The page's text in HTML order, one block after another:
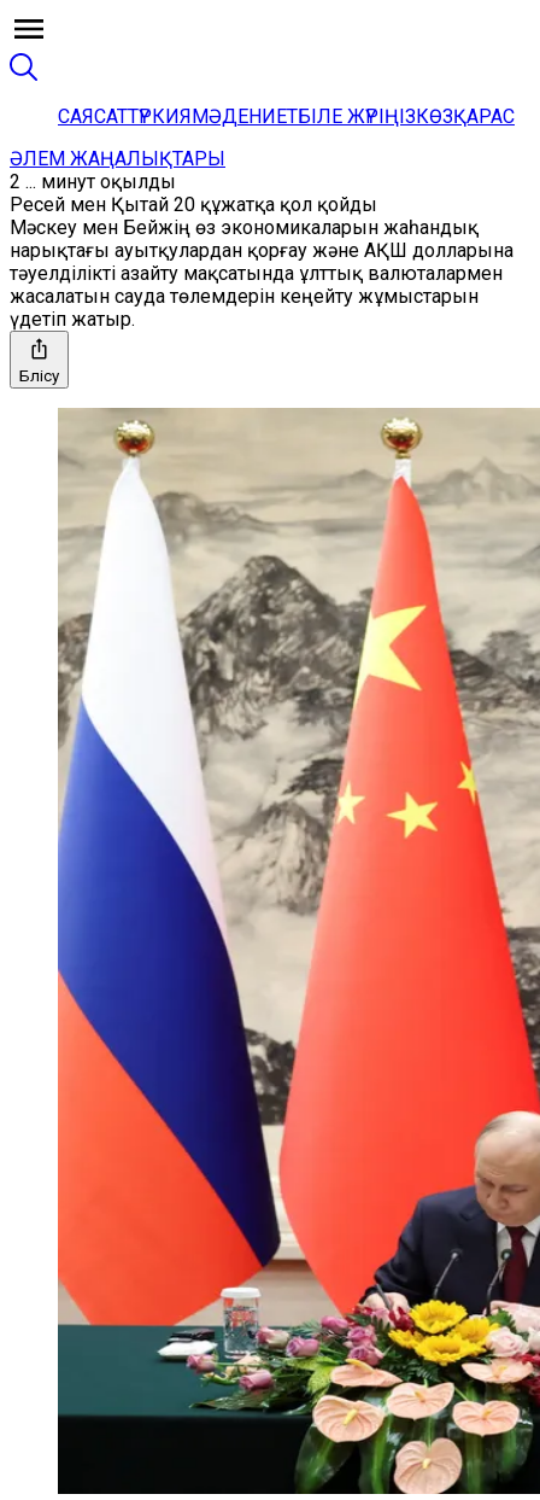
САЯСАТТҮРКИЯМӘДЕНИЕТБІЛЕ ЖҮРІҢІЗКӨЗҚАРАС
ӘЛЕМ ЖАҢАЛЫҚТАРЫ
2 ... минут оқылды
Ресей мен Қытай 20 құжатқа қол қойды
Мәскеу мен Бейжің өз экономикаларын жаһандық
нарықтағы ауытқулардан қорғау және АҚШ долларына
тәуелділікті азайту мақсатында ұлттық валюталармен
жасалатын сауда төлемдерін кеңейту жұмыстарын
үдетіп жатыр.
Бөлісу